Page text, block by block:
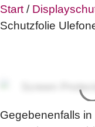
Start /
Schutzfolie
Gegebenenfalls